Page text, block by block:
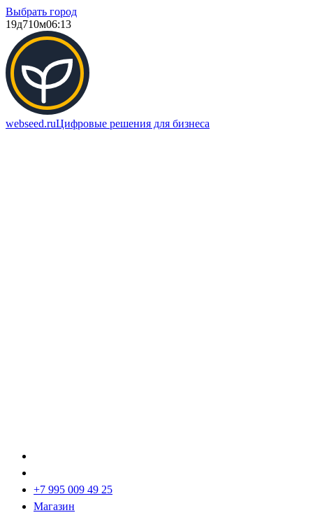
Выбрать город
19д710м06:13
webseed.ruЦифровые решения для бизнеса
+7 995 009 49 25
Магазин